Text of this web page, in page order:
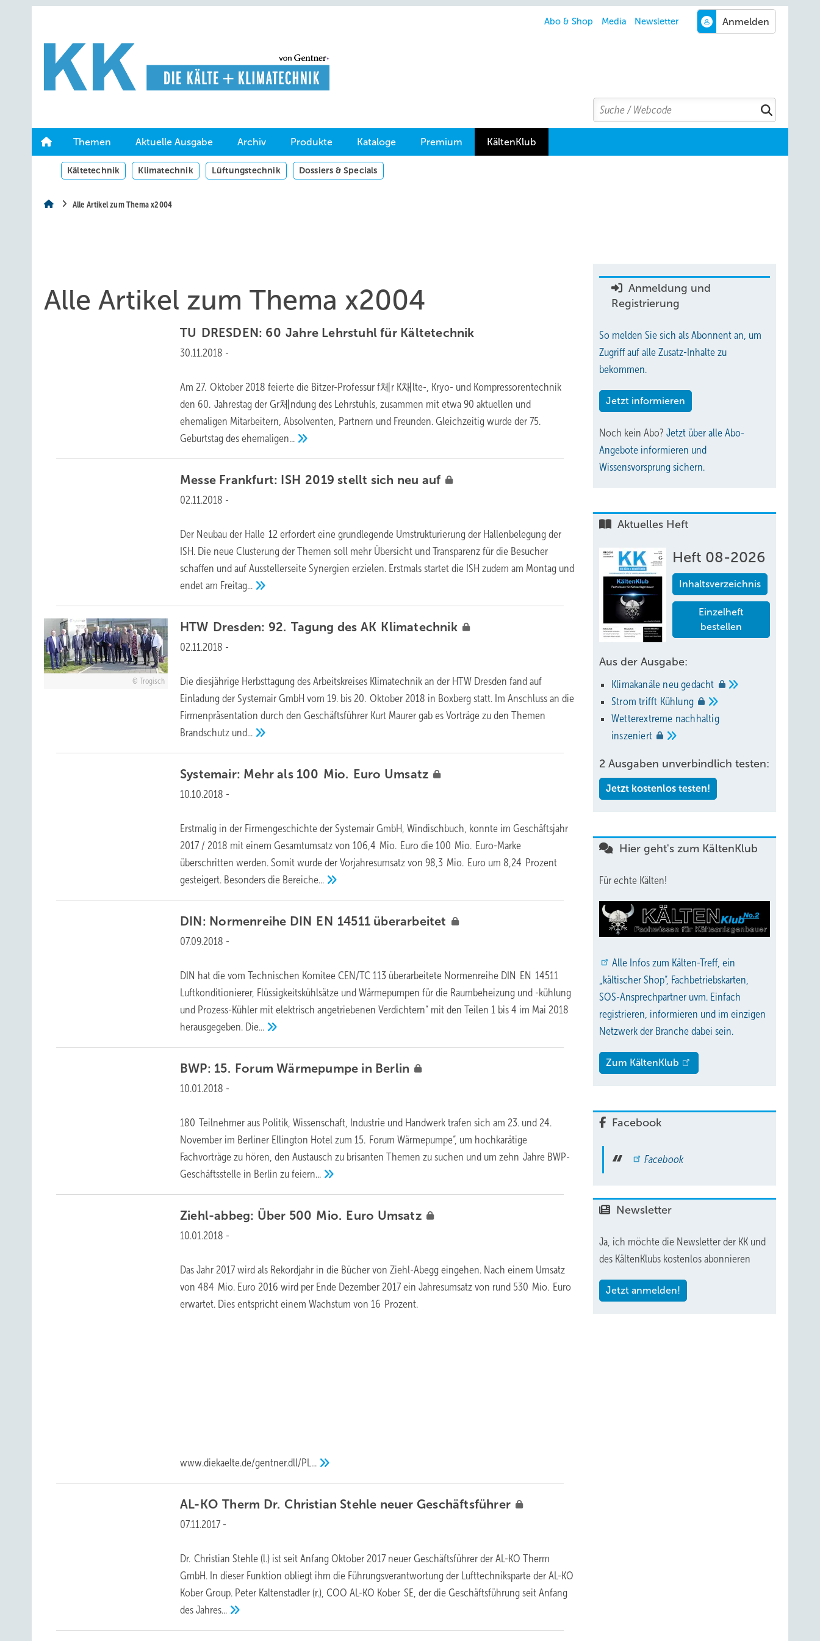
Hauptinhalt
Hauptmenü
Abo & Shop Media Newsletter
Search
Suchen
Themen Aktuelle Ausgabe Archiv Produkte Kataloge Premium KältenKlub
Kältetechnik Klimatechnik Lüftungstechnik Dossiers & Specials
Alle Artikel zum Thema x2004
Alle Artikel zum Thema x2004
TU DRESDEN: 60 Jahre Lehrstuhl für Kältetechnik
30.11.2018 -
Am 27. Oktober 2018 feierte die Bitzer-Professur f체r K채lte-, Kryo- und Kompressorentechnik
den 60. Jahrestag der Gr체ndung des Lehrstuhls, zusammen mit etwa 90 aktuellen und
ehemaligen Mitarbeitern, Absolventen, Partnern und Freunden. Gleichzeitig wurde der 75.
Geburtstag desehemaligen...
Messe Frankfurt: ISH 2019 stellt sich neu auf
02.11.2018 -
Der Neubau der Halle 12 erfordert eine grundlegende Umstrukturierung der Hallenbelegung der
ISH. Die neue Clusterung der Themen soll mehr Übersicht und Transparenz für die Besucher
schaffen und auf Ausstellerseite Synergien erzielen. Erstmals startet die ISH zudem am Montag und
endet am Freitag...
Trogisch
HTW Dresden: 92. Tagung des AK Klimatechnik
02.11.2018 -
Die diesjährige Herbsttagung des Arbeitskreises Klimatechnik an der HTW Dresden fand auf
Einladung der Systemair GmbH vom 19. bis 20. Oktober 2018 in Boxberg statt. Im Anschluss an die
Firmenpräsentation durch den Geschäftsführer Kurt Maurer gab es Vorträge zu den Themen
Brandschutz und...
Systemair: Mehr als 100 Mio. Euro Umsatz
10.10.2018 -
Erstmalig in der Firmengeschichte der Systemair GmbH, Windischbuch, konnte im Geschäftsjahr
2017 / 2018 mit einem Gesamtumsatz von 106,4 Mio. Euro die 100 Mio. Euro-Marke
überschritten werden. Somit wurde der Vorjahresumsatz von 98,3 Mio. Euro um 8,24 Prozent
gesteigert. Besonders die Bereiche...
DIN: Normenreihe DIN EN 14511 überarbeitet
07.09.2018 -
DIN hat die vom Technischen Komitee CEN/TC 113 überarbeitete Normenreihe DIN EN 14511
Luftkonditionierer, Flüssigkeitskühlsätze und Wärmepumpen für die Raumbeheizung und -kühlung
und Prozess-Kühler mit elektrisch angetriebenen Verdichtern“ mit den Teilen 1 bis 4 im Mai 2018
herausgegeben. Die...
BWP: 15. Forum Wärmepumpe in Berlin
10.01.2018 -
180 Teilnehmer aus Politik, Wissenschaft, Industrie und Handwerk trafen sich am 23. und 24.
November im Berliner Ellington Hotel zum 15. Forum Wärmepumpe“, um hochkarätige
Fachvorträge zu hören, den Austausch zu brisanten Themen zu suchen und um zehn Jahre BWP-
Geschäftsstelle in Berlin zufeiern...
Ziehl-abbeg: Über 500 Mio. Euro Umsatz
10.01.2018 -
Das Jahr 2017 wird als Rekordjahr in die Bücher von Ziehl-Abegg eingehen. Nach einem Umsatz
von 484 Mio. Euro 2016 wird per Ende Dezember 2017 ein Jahresumsatz von rund 530 Mio. Euro
erwartet. Dies entspricht einem Wachstum von 16 Prozent.
www.diekaelte.de/gentner.dll/PL...
AL-KO Therm Dr. Christian Stehle neuer Geschäftsführer
07.11.2017 -
Dr. Christian Stehle (l.) ist seit Anfang Oktober 2017 neuer Geschäftsführer der AL-KO Therm
GmbH. In dieser Funktion obliegt ihm die Führungsverantwortung der Lufttechniksparte der AL-KO
Kober Group. Peter Kaltenstadler (r.), COO AL-KO Kober SE, der die Geschäftsführung seit Anfang
desJahres...
Anmeldung und
Registrierung
So melden Sie sich als Abonnent an, um
Zugriff auf alle Zusatz-Inhalte zu
bekommen.
Jetzt informieren
Noch kein Abo? Jetzt über alle Abo-
Angebote informieren und
Wissensvorsprung sichern.
Aktuelles Heft
Heft 08-2026
Inhaltsverzeichnis
Einzelheft
bestellen
Aus der Ausgabe:
Klimakanäle neugedacht
Strom trifft Kühlung
Wetterextreme nachhaltig
inszeniert
2 Ausgaben unverbindlich testen:
Jetzt kostenlos testen!
Hier geht's zum KältenKlub
Für echte Kälten!
Alle Infos zum Kälten-Treff, ein
„kältischer Shop“, Fachbetriebskarten,
SOS-Ansprechpartner uvm. Einfach
registrieren, informieren und im einzigen
Netzwerk der Branche dabei sein.
Zum KältenKlub
Facebook
Facebook
Newsletter
Ja, ich möchte die Newsletter der KK und
des KältenKlubs kostenlos abonnieren
Jetzt anmelden!